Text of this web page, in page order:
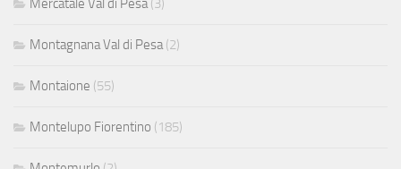
Mercatale Val di Pesa(3)
Montagnana Val di Pesa(2)
Montaione (55)
Montelupo Fiorentino (185)